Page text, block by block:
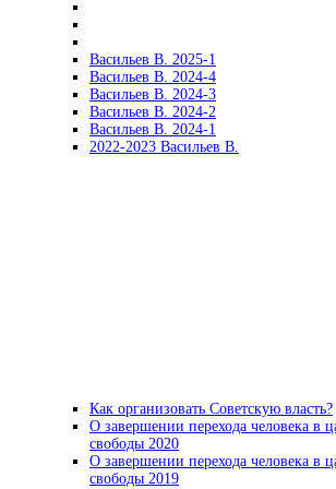
Васильев В. 2025-1
Васильев В. 2024-4
Васильев В. 2024-3
Васильев В. 2024-2
Васильев В. 2024-1
2022-2023 Васильев В.
Как организовать Советскую власть?
О завершении перехода человека в
свободы 2020
О завершении перехода человека в
свободы 2019